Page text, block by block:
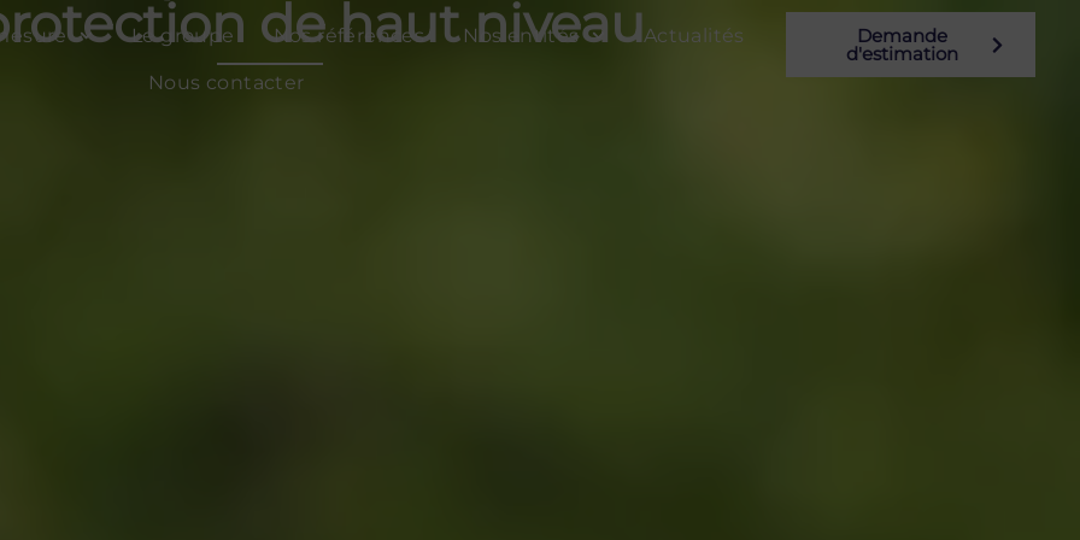
Le groupe Nos références Nos entités Actualités
Nous contacter
Demande
d'estimation
de haut niveau